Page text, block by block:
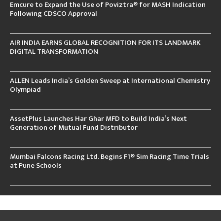
Emcure to Expand the Use of Poviztra® for MASH Indication
Following CDSCO Approval
AIR INDIA EARNS GLOBAL RECOGNITION FOR ITS LANDMARK
DIGITAL TRANSFORMATION
ALLEN Leads India’s Golden Sweep at International Chemistry
Olympiad
AssetPlus Launches Har Ghar MFD to Build India’s Next
Generation of Mutual Fund Distributor
Mumbai Falcons Racing Ltd. Begins F1® Sim Racing Time Trials
at Pune Schools